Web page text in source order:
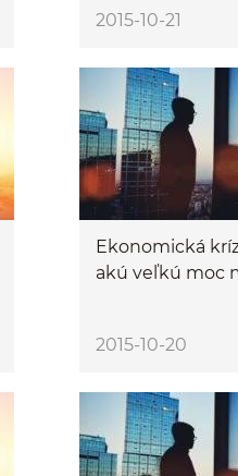
2015-10-21
Ekonomická
akú veľkú moc
2015-10-20